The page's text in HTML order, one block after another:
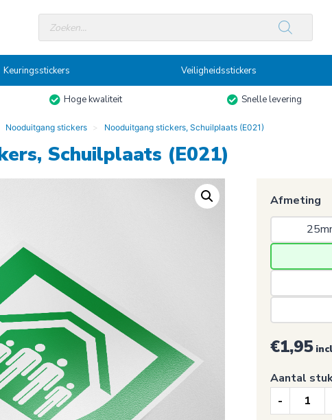
Producten
zoeken
Keuringsstickers Veiligheidsstickers
Hoge kwaliteit Snelle levering
Nooduitgang stickers Nooduitgang stickers, Schuilplaats (E021)
Schuilplaats (E021)
Afmeting
€1,95
Nooduitgang
Aantal